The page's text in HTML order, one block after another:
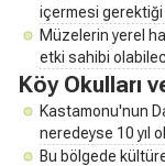
içermesi gerektiği
Müzelerin yerel
etki sahibi
Köy Okulları
Kastamonu'nun
neredeyse 10 yıl
Bu bölgede